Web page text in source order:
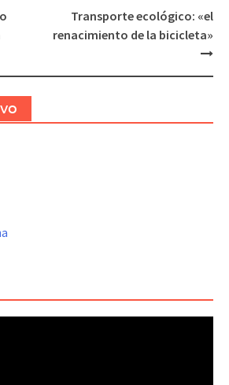
Transporte ecológico: «el
renacimiento de la bicicleta»